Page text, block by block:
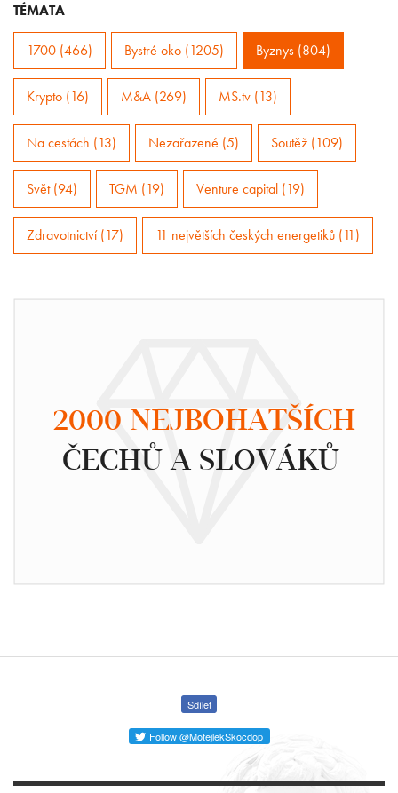
TÉMATA
1700 (466) Bystré oko (1205) Byznys (804)
Krypto (16) M&A (269) MS.tv (13)
Na cestách (13) Nezařazené (5) Soutěž (109)
Svět (94) TGM (19) Venture capital (19)
Zdravotnictví (17) 11 největších českých energetiků (11)
2000 NEJBOHATŠÍCH
ČECHŮ A SLOVÁKŮ
Sdílet
Follow @MotejlekSkocdop